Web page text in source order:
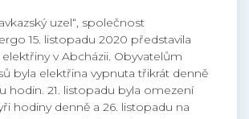
uzel“, společnost
15. listopadu 2020 představila
v Abcházii. Obyvatelům
byla elektřina vypnuta třikrát denně
hodin. 21. listopadu byla omezení
hodiny denně a 26. listopadu na